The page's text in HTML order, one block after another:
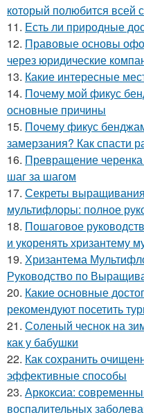
который полюбится всей
11. Есть ли природные
12. Правовые основы
через юридические
13. Какие интересные
14. Почему мой фикус
основные причины
15. Почему фикус
замерзания? Как спасти
16. Превращение
шаг за шагом
17. Секреты
мультифлоры: полное
18. Пошаговое
и укоренять хризантему
19. Хризантема
Руководство по
20. Какие основные
рекомендуют посетить
21. Соленый чеснок на
как у бабушки
22. Как сохранить
эффективные способы
23. Аркоксиа:
воспалительных